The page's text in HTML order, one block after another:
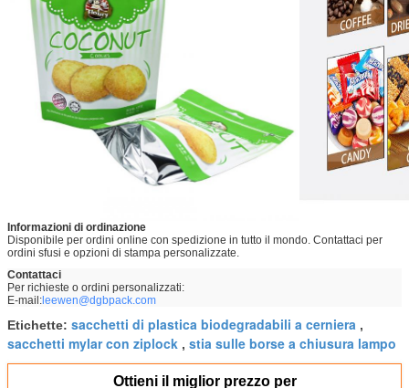
Informazioni di ordinazione
Disponibile per ordini online con spedizione in tutto il mondo. Contattaci per
ordini sfusi e opzioni di stampa personalizzate.
Contattaci
Per richieste o ordini personalizzati:
E-mail: leewen@dgbpack.com
Etichette: sacchetti di plastica biodegradabili a cerniera ,
sacchetti mylar con ziplock , stia sulle borse a chiusura lampo
Ottieni il miglior prezzo per